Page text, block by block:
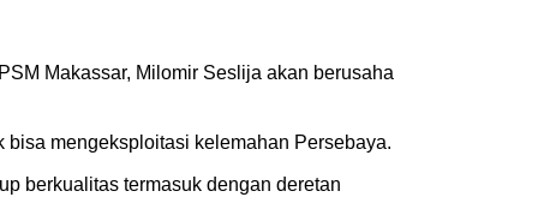
Makassar, Milomir Seslija akan berusaha
mengeksploitasi kelemahan Persebaya.
berkualitas termasuk dengan deretan